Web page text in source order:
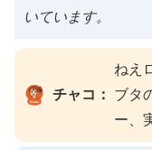
いています。
チャコ：
ねえ
ブタ
ー、